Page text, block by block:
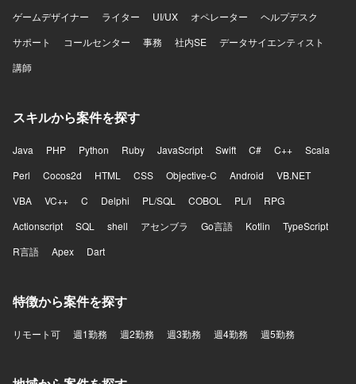
ゲームデザイナー
ライター UI/UX オペレーター
ヘルプデスク
サポート
コールセンター 事務 社内SE
データサイエンティスト
講師
スキルから案件を探す
Java PHP Python Ruby JavaScript Swift C# C++
Scala
Perl
Cocos2d HTML CSS Objective-C Android
VB.NET
VBA
VC++ C Delphi PL/SQL COBOL PL/I
RPG
Actionscript
SQL shell アセンブラ Go言語 Kotlin
TypeScript
R言語
Apex Dart
特徴から案件を探す
リモート可 週1勤務 週2勤務 週3勤務 週4勤務 週5勤務